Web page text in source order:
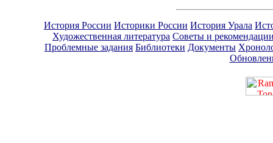
История России Историки России История Урала
Художественная литература Советы и
Проблемные задания Библиотеки Документы